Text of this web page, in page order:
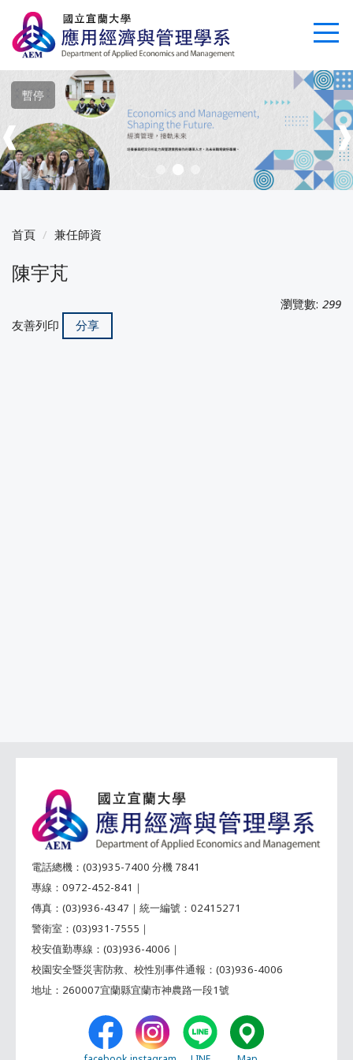
到
主
內
暫停
首頁 兼任師資
陳宇芃
瀏覽數: 299
友善列印
分享
電話總機：(03)935-7400 分機 7841
專線：0972-452-841｜
傳真：(03)936-4347｜統一編號：02415271
警衛室：(03)931-7555｜
校安值勤專線：(03)936-4006｜
校園安全暨災害防救、校性別事件通報：(03)936-4006
地址：260007宜蘭縣宜蘭市神農路一段1號